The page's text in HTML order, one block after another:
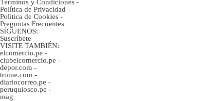
Términos y Condiciones -
Política de Privacidad -
Politica de Cookies -
Preguntas Frecuentes
SÍGUENOS:
Suscríbete
VISITE TAMBIÉN:
elcomercio.pe -
clubelcomercio.pe -
depor.com -
trome.com -
diariocorreo.pe -
peruquiosco.pe -
mag